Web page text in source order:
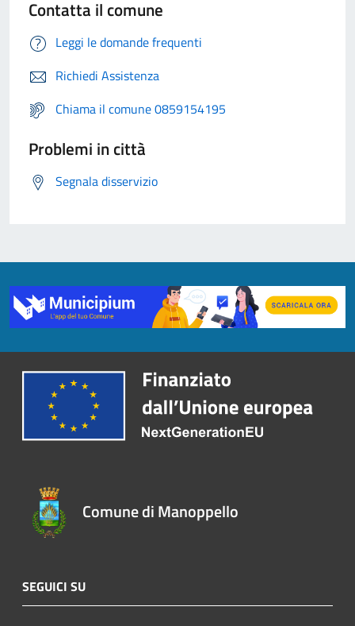
Contatta il comune
Leggi le domande frequenti
Richiedi Assistenza
Chiama il comune 0859154195
Problemi in città
Segnala disservizio
Comune di Manoppello
SEGUICI SU